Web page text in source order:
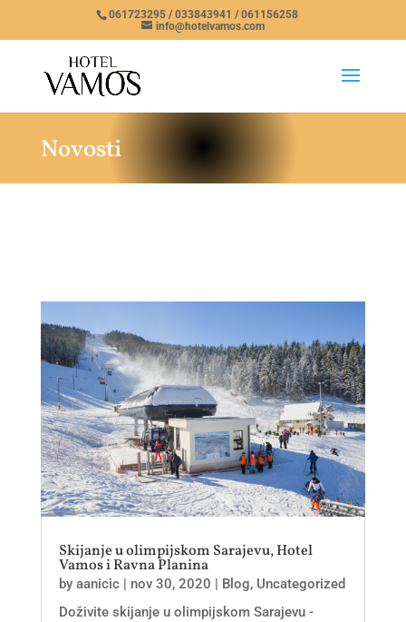
061723295 / 033843941 / 061156258
info@hotelvamos.com
Novosti
Skijanje u olimpijskom Sarajevu, Hotel
Vamos i Ravna Planina
by aanicic| nov 30, 2020 | Blog, Uncategorized
Doživite skijanje u olimpijskom Sarajevu -